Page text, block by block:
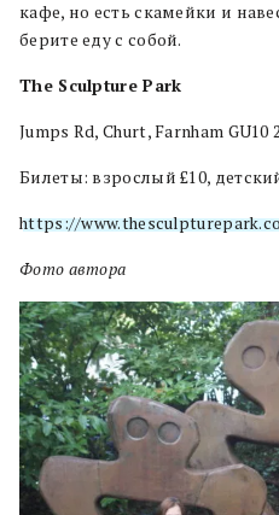
кафе, но есть скамейки и
берите еду с собой.
The Sculpture Park
Jumps Rd, Churt, Farnham GU10
Билеты: взрослый £10,
https://
Фото автора